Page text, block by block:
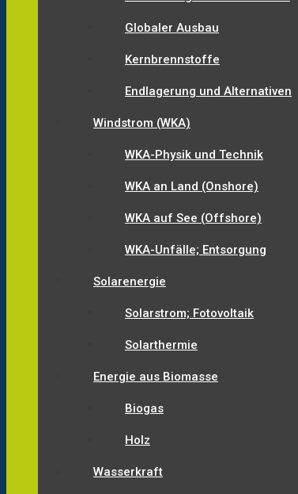
Globaler Ausbau
Kernbrennstoffe
Endlagerung und Alternativen
Windstrom (WKA)
WKA-Physik und Technik
WKA an Land (Onshore)
WKA auf See (Offshore)
WKA-Unfälle; Entsorgung
Solarenergie
Solarstrom; Fotovoltaik
Solarthermie
Energie aus Biomasse
Biogas
Holz
Wasserkraft